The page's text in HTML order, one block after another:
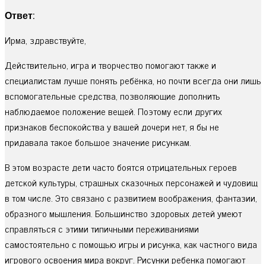
Ответ:
Ирма, здравствуйте,
Действительно, игра и творчество помогают также и
специалистам лучше понять ребёнка, но почти всегда они лишь
вспомогательные средства, позволяющие дополнить
наблюдаемое положение вещей. Поэтому если других
признаков беспокойства у вашей дочери нет, я бы не
придавала такое большое значение рисункам.
В этом возрасте дети часто боятся отрицательных героев
детской культуры, страшных сказочных персонажей и чудовищ
в том числе. Это связано с развитием воображения, фантазии,
образного мышления. Большинство здоровых детей умеют
справляться с этими типичными переживаниями
самостоятельно с помощью игры и рисунка, как частного вида
игрового освоения мира вокруг. Рисунки ребенка помогают